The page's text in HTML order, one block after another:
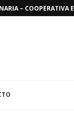
– COOPERATIVA